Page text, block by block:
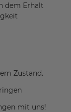
dem Erhalt
Zustand.
mit uns!